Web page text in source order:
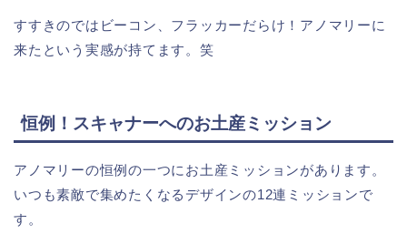
すすきのではビーコン、フラッカーだらけ！アノマリーに
来たという実感が持てます。笑
恒例！スキャナーへのお土産ミッション
アノマリーの恒例の一つにお土産ミッションがあります。
いつも素敵で集めたくなるデザインの12連ミッションで
す。